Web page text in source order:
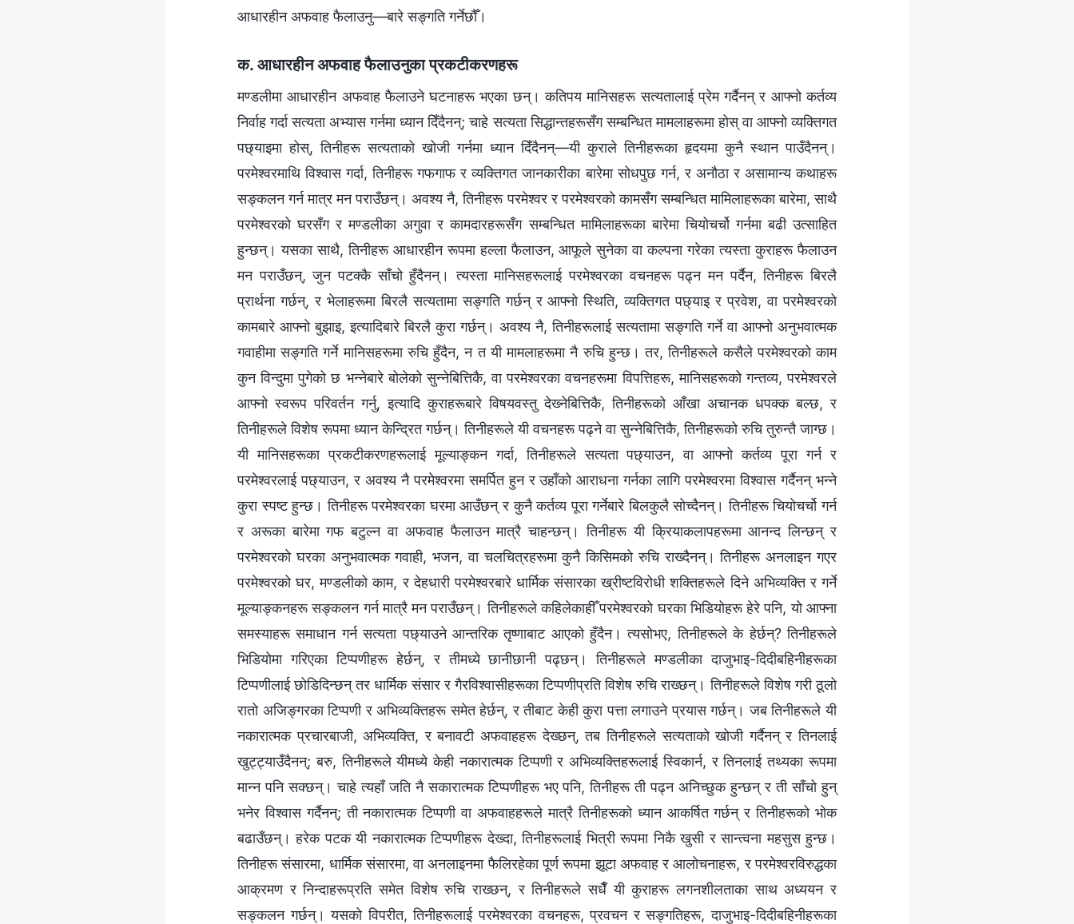
आधारहीन अफवाह फैलाउनु—बारे सङ्गति गर्नेछौँ।
क. आधारहीन अफवाह फैलाउनुका प्रकटीकरणहरू
मण्डलीमा आधारहीन अफवाह फैलाउने घटनाहरू भएका छन्। कतिपय मानिसहरू सत्यतालाई प्रेम गर्दैनन् र आफ्नो कर्तव्य
निर्वाह गर्दा सत्यता अभ्यास गर्नमा ध्यान दिँदैनन्; चाहे सत्यता सिद्धान्तहरूसँग सम्बन्धित मामलाहरूमा होस् वा आफ्‍नो व्यक्तिगत
पछ्याइमा होस्, तिनीहरू सत्यताको खोजी गर्नमा ध्यान दिँदैनन्—यी कुराले तिनीहरूका हृदयमा कुनै स्थान पाउँदैनन्।
परमेश्‍वरमाथि विश्‍वास गर्दा, तिनीहरू गफगाफ र व्यक्तिगत जानकारीका बारेमा सोधपुछ गर्न, र अनौठा र असामान्य कथाहरू
सङ्कलन गर्न मात्र मन पराउँछन्। अवश्य नै, तिनीहरू परमेश्‍वर र परमेश्‍वरको कामसँग सम्बन्धित मामिलाहरूका बारेमा, साथै
परमेश्‍वरको घरसँग र मण्डलीका अगुवा र कामदारहरूसँग सम्बन्धित मामिलाहरूका बारेमा चियोचर्चो गर्नमा बढी उत्साहित
हुन्छन्। यसका साथै, तिनीहरू आधारहीन रूपमा हल्ला फैलाउन, आफूले सुनेका वा कल्पना गरेका त्यस्ता कुराहरू फैलाउन
मन पराउँछन्, जुन पटक्‍कै साँचो हुँदैनन्। त्यस्ता मानिसहरूलाई परमेश्‍वरका वचनहरू पढ्न मन पर्दैन, तिनीहरू बिरलै
प्रार्थना गर्छन्, र भेलाहरूमा बिरलै सत्यतामा सङ्गति गर्छन् र आफ्नो स्थिति, व्यक्तिगत पछ्याइ र प्रवेश, वा परमेश्‍वरको
कामबारे आफ्‍नो बुझाइ, इत्यादिबारे बिरलै कुरा गर्छन्। अवश्य नै, तिनीहरूलाई सत्यतामा सङ्गति गर्ने वा आफ्नो अनुभवात्मक
गवाहीमा सङ्गति गर्ने मानिसहरूमा रुचि हुँदैन, न त यी मामलाहरूमा नै रुचि हुन्छ। तर, तिनीहरूले कसैले परमेश्‍वरको काम
कुन विन्दुमा पुगेको छ भन्नेबारे बोलेको सुन्नेबित्तिकै, वा परमेश्‍वरका वचनहरूमा विपत्तिहरू, मानिसहरूको गन्तव्य, परमेश्‍वरले
आफ्नो स्वरूप परिवर्तन गर्नु, इत्यादि कुराहरूबारे विषयवस्तु देख्‍नेबित्तिकै, तिनीहरूको आँखा अचानक धपक्क बल्छ, र
तिनीहरूले विशेष रूपमा ध्यान केन्द्रित गर्छन्। तिनीहरूले यी वचनहरू पढ्ने वा सुन्‍नेबित्तिकै, तिनीहरूको रुचि तुरुन्तै जाग्छ।
यी मानिसहरूका प्रकटीकरणहरूलाई मूल्याङ्कन गर्दा, तिनीहरूले सत्यता पछ्याउन, वा आफ्नो कर्तव्य पूरा गर्न र
परमेश्‍वरलाई पछ्याउन, र अवश्य नै परमेश्‍वरमा समर्पित हुन र उहाँको आराधना गर्नका लागि परमेश्‍वरमा विश्‍वास गर्दैनन् भन्‍ने
कुरा स्पष्ट हुन्छ। तिनीहरू परमेश्‍वरका घरमा आउँछन् र कुनै कर्तव्य पूरा गर्नेबारे बिलकुलै सोच्दैनन्। तिनीहरू चियोचर्चो गर्न
र अरूका बारेमा गफ बटुल्न वा अफवाह फैलाउन मात्रै चाहन्छन्। तिनीहरू यी क्रियाकलापहरूमा आनन्द लिन्छन् र
परमेश्‍वरको घरका अनुभवात्मक गवाही, भजन, वा चलचित्रहरूमा कुनै किसिमको रुचि राख्दैनन्। तिनीहरू अनलाइन गएर
परमेश्‍वरको घर, मण्डलीको काम, र देहधारी परमेश्‍वरबारे धार्मिक संसारका ख्रीष्टविरोधी शक्तिहरूले दिने अभिव्यक्ति र गर्ने
मूल्याङ्कनहरू सङ्कलन गर्न मात्रै मन पराउँछन्। तिनीहरूले कहिलेकाहीँ परमेश्‍वरको घरका भिडियोहरू हेरे पनि, यो आफ्ना
समस्याहरू समाधान गर्न सत्यता पछ्याउने आन्तरिक तृष्णाबाट आएको हुँदैन। त्यसोभए, तिनीहरूले के हेर्छन्? तिनीहरूले
भिडियोमा गरिएका टिप्पणीहरू हेर्छन्, र तीमध्ये छानीछानी पढ्छन्। तिनीहरूले मण्डलीका दाजुभाइ-दिदीबहिनीहरूका
टिप्पणीलाई छोडिदिन्छन् तर धार्मिक संसार र गैरविश्‍वासीहरूका टिप्पणीप्रति विशेष रुचि राख्छन्। तिनीहरूले विशेष गरी ठूलो
रातो अजिङ्गरका टिप्पणी र अभिव्यक्तिहरू समेत हेर्छन्, र तीबाट केही कुरा पत्ता लगाउने प्रयास गर्छन्। जब तिनीहरूले यी
नकारात्मक प्रचारबाजी, अभिव्यक्ति, र बनावटी अफवाहहरू देख्छन्, तब तिनीहरूले सत्यताको खोजी गर्दैनन् र तिनलाई
खुट्ट्याउँदैनन्; बरु, तिनीहरूले यीमध्ये केही नकारात्मक टिप्पणी र अभिव्यक्तिहरूलाई स्विकार्न, र तिनलाई तथ्यका रूपमा
मान्न पनि सक्छन्। चाहे त्यहाँ जति नै सकारात्मक टिप्पणीहरू भए पनि, तिनीहरू ती पढ्न अनिच्छुक हुन्छन् र ती साँचो हुन्
भनेर विश्‍वास गर्दैनन्; ती नकारात्मक टिप्पणी वा अफवाहहरूले मात्रै तिनीहरूको ध्यान आकर्षित गर्छन् र तिनीहरूको भोक
बढाउँछन्। हरेक पटक यी नकारात्मक टिप्पणीहरू देख्दा, तिनीहरूलाई भित्री रूपमा निकै खुसी र सान्त्वना महसुस हुन्छ।
तिनीहरू संसारमा, धार्मिक संसारमा, वा अनलाइनमा फैलिरहेका पूर्ण रूपमा झूटा अफवाह र आलोचनाहरू, र परमेश्‍वरविरुद्धका
आक्रमण र निन्दाहरूप्रति समेत विशेष रुचि राख्छन्, र तिनीहरूले सधैँ यी कुराहरू लगनशीलताका साथ अध्ययन र
सङ्कलन गर्छन्। यसको विपरीत, तिनीहरूलाई परमेश्‍वरका वचनहरू, प्रवचन र सङ्गतिहरू, दाजुभाइ-दिदीबहिनीहरूका